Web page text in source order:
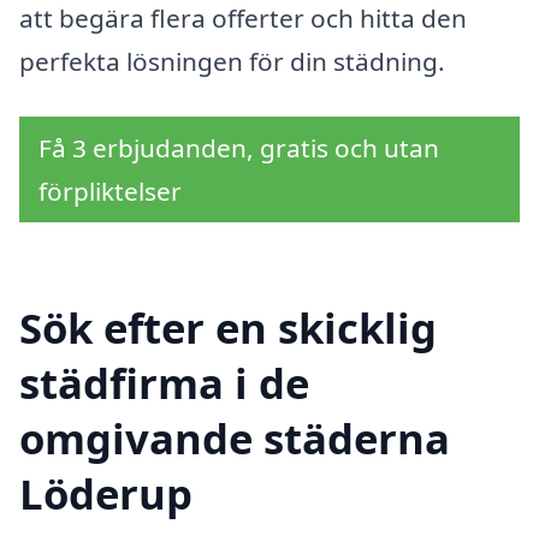
att begära flera offerter och hitta den
perfekta lösningen för din städning.
Få 3 erbjudanden, gratis och utan
förpliktelser
Sök efter en skicklig
städfirma i de
omgivande städerna
Löderup